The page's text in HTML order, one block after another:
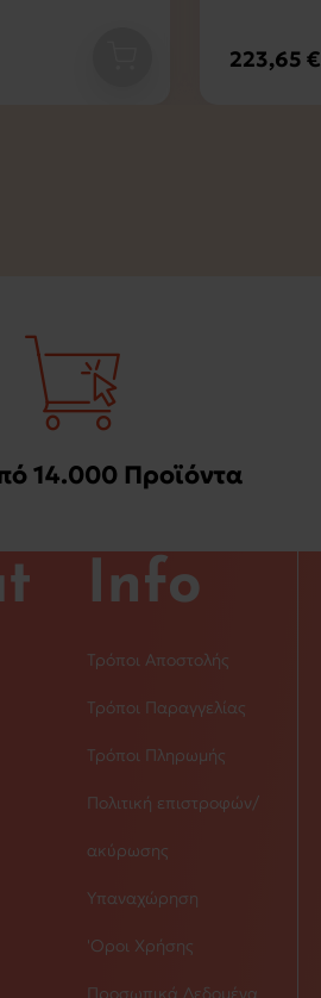
223,65 €
14.000 Προϊόντα
Info
Τρόποι Αποστολής
Τρόποι Παραγγελίας
Τρόποι Πληρωμής
Πολιτική επιστροφών/
ακύρωσης
Υπαναχώρηση
'Οροι Χρήσης
Προσωπικά Δεδομένα